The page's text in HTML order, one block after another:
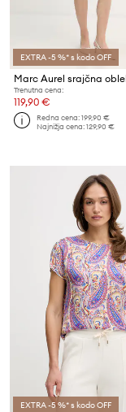
EXTRA -5 %* s kodo OFF
Trenutna cena:
119,90 €
Redna cena:199,90 €
Najnižja cena:129,90 €
EXTRA -5 %* s kodo OFF